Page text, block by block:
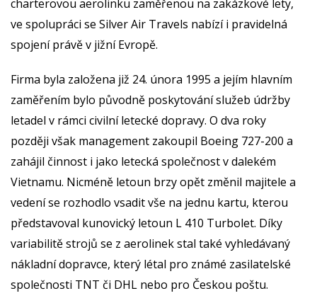
charterovou aerolinku zaměřenou na zakázkové lety,
ve spolupráci se Silver Air Travels nabízí i pravidelná
spojení právě v jižní Evropě.
Firma byla založena již 24. února 1995 a jejím hlavním
zaměřením bylo původně poskytování služeb údržby
letadel v rámci civilní letecké dopravy. O dva roky
později však management zakoupil Boeing 727-200 a
zahájil činnost i jako letecká společnost v dalekém
Vietnamu. Nicméně letoun brzy opět změnil majitele a
vedení se rozhodlo vsadit vše na jednu kartu, kterou
představoval kunovický letoun L 410 Turbolet. Díky
variabilitě strojů se z aerolinek stal také vyhledávaný
nákladní dopravce, který létal pro známé zasilatelské
společnosti TNT či DHL nebo pro Českou poštu.